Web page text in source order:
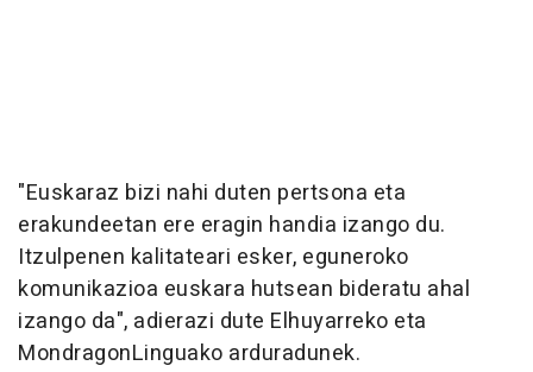
"Euskaraz bizi nahi duten pertsona eta
erakundeetan ere eragin handia izango du.
Itzulpenen kalitateari esker, eguneroko
komunikazioa euskara hutsean bideratu ahal
izango da", adierazi dute Elhuyarreko eta
MondragonLinguako arduradunek.